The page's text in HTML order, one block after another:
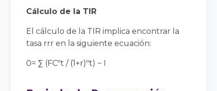
Cálculo de la TIR
El cálculo de la TIR implica encontrar la
tasa rrr en la siguiente ecuación:
0= ∑ (FCºt / (1+r)ºt) − I